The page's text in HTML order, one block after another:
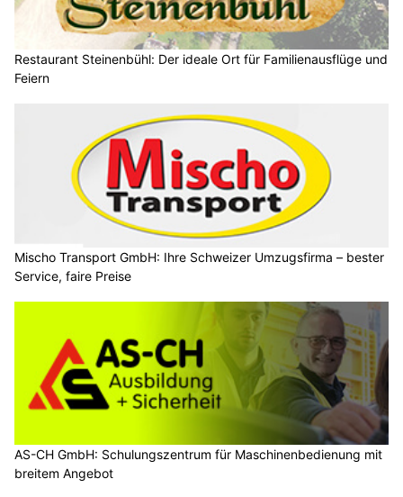
Restaurant Steinenbühl: Der ideale Ort für Familienausflüge und
Feiern
Mischo Transport GmbH: Ihre Schweizer Umzugsfirma – bester
Service, faire Preise
AS-CH GmbH: Schulungszentrum für Maschinenbedienung mit
breitem Angebot